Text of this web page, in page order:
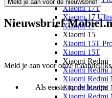
Xiaomi 17T
Xiaomi 17
Xiaomi 17
Xiaomi 15
Xiaomi 15T
Xiaomi 15T
Xiaomi Redmi
Xiaomi Redmi
Xiaomi Redmi
Xiaomi Redmi
Xiaomi Redmi
Meld je aan voor de nieuwsbrief
Nieuwsbrief
Meld je aan voor onze
Als eerste op de hoogte